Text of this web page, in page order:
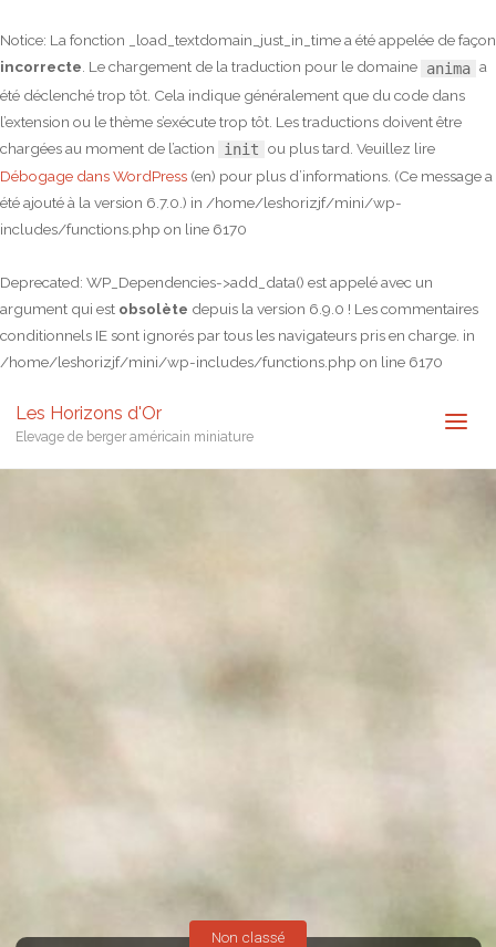
Notice: La fonction _load_textdomain_just_in_time a été appelée de façon
incorrecte . Le chargement de la traduction pour le domaine anima a
été déclenché trop tôt. Cela indique généralement que du code dans
l’extension ou le thème s’exécute trop tôt. Les traductions doivent être
chargées au moment de l’action
init ou plus tard. Veuillez lire
Débogage dans WordPress (en) pour plus d’informations. (Ce message a
été ajouté à la version 6.7.0.) in /home/leshorizjf/mini/wp-
includes/functions.php on line 6170
Deprecated: WP_Dependencies->add_data() est appelé avec un
argument qui est obsolète depuis la version 6.9.0 ! Les commentaires
conditionnels IE sont ignorés par tous les navigateurs pris en charge. in
/home/leshorizjf/mini/wp-includes/functions.php on line 6170
Les Horizons d'Or
Elevage de berger américain miniature
Non classé